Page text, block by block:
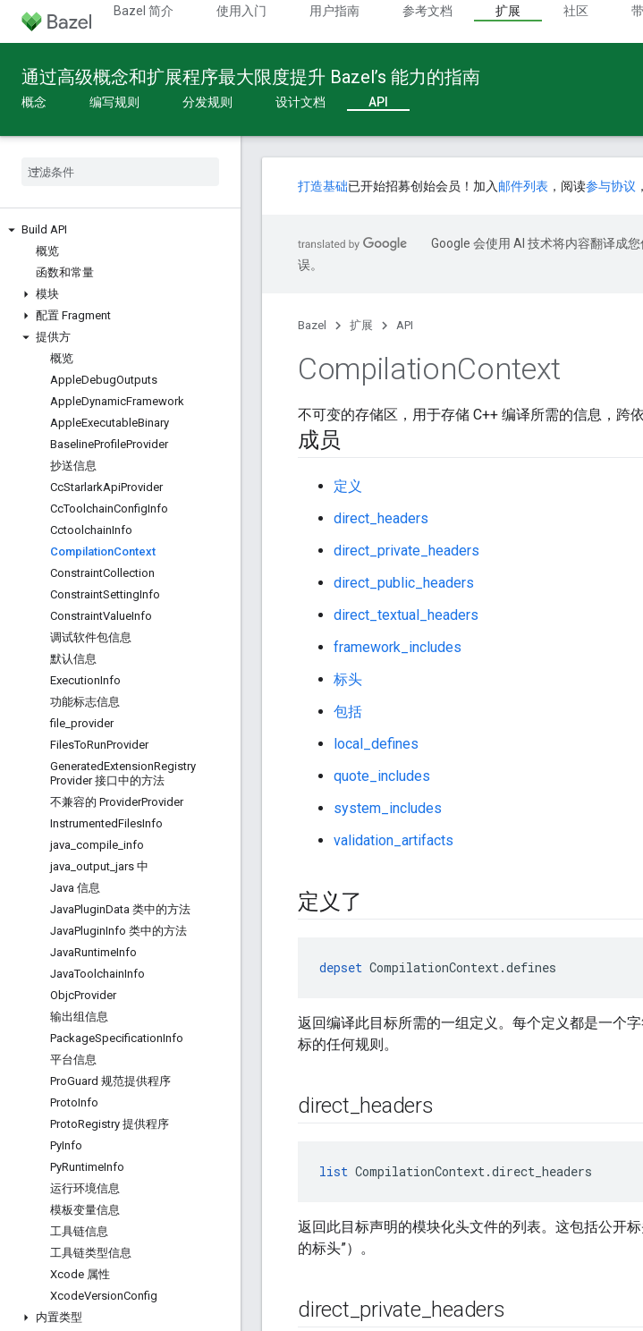
Bazel 简介 使用入门 用户指南 参考文档 扩展 社区
通过高级概念和扩展程序最大限度提升 Bazel’s 能力的指南
概念 编写规则 分发规则 设计文档 API
Build API
概览
函数和常量
模块
配置 Fragment
提供方
概览
AppleDebugOutputs
AppleDynamicFramework
AppleExecutableBinary
BaselineProfileProvider
抄送信息
CcStarlarkApiProvider
CcToolchainConfigInfo
CctoolchainInfo
CompilationContext
ConstraintCollection
ConstraintSettingInfo
ConstraintValueInfo
调试软件包信息
默认信息
ExecutionInfo
功能标志信息
file provider
FilesToRunProvider
GeneratedExtensionRegistry
Provider 接口中的方法
不兼容的 ProviderProvider
InstrumentedFilesInfo
java compile info
java output jars 中
Java 信息
JavaPluginData 类中的方法
JavaPluginInfo 类中的方法
JavaRuntimeInfo
JavaToolchainInfo
ObjcProvider
输出组信息
PackageSpecificationInfo
平台信息
ProGuard 规范提供程序
ProtoInfo
ProtoRegistry 提供程序
PyInfo
PyRuntimeInfo
运行环境信息
模板变量信息
工具链信息
工具链类型信息
Xcode 属性
XcodeVersionConfig
内置类型
打造基础已开始招募创始会员！加入 邮件列表 ，阅读参与协议
Google 会使用 AI 技术将内容翻译成
误。
Bazel 扩展 API
CompilationContext
不可变的存储区，用于存储 C++ 编译所需的信息，跨
成员
定义
direct_headers
direct_private_headers
direct_public_headers
direct_textual_headers
framework_includes
标头
包括
local_defines
quote_includes
system_includes
validation_artifacts
定义了
depset CompilationContext.defines
返回编译此目标所需的一组定义。每个定义都是一个
标的任何规则。
direct headers
list CompilationContext.direct_headers
返回此目标声明的模块化头文件的列表。这包括公开
的标头”）。
direct private headers